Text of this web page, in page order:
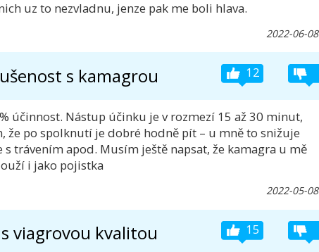
uz to nezvladnu, jenze pak me boli hlava.
2022-06-08
s kamagrou 12
účinnost. Nástup účinku je v rozmezí 15 až 30 minut,
že po spolknutí je dobré hodně pít – u mně to snižuje
trávením apod. Musím ještě napsat, že kamagra u mě
i jako pojistka
2022-05-08
viagrovou kvalitou 15